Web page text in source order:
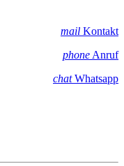
mail Kontakt
phone Anruf
chatWhatsapp